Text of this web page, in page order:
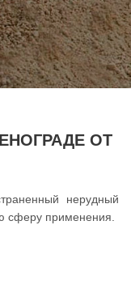
ОТ
нерудный
применения.